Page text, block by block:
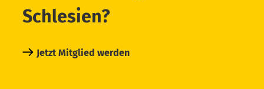
Schlesien?
Jetzt Mitglied werden